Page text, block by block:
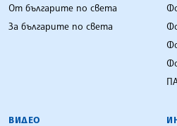
От българите по света
За българите по света
ВИДЕО